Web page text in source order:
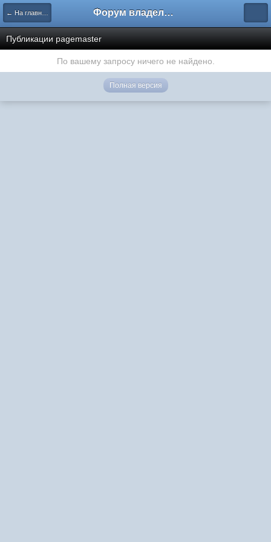
← На главную Форум владельцев интернет-магазинов
Публикации pagemaster
По вашему запросу ничего не найдено.
Полная версия